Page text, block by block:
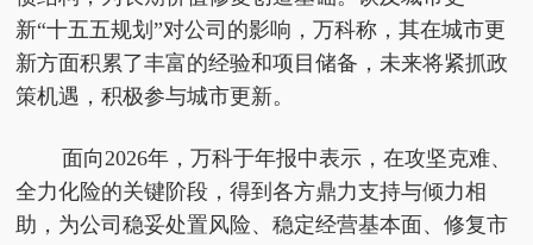
新“十五五规划”对公司的影响，万科称，其在城市更
新方面积累了丰富的经验和项目储备，未来将紧抓政
策机遇，积极参与城市更新。
面向2026年，万科于年报中表示，在攻坚克难、
全力化险的关键阶段，得到各方鼎力支持与倾力相
助，为公司稳妥处置风险、稳定经营基本面、修复市